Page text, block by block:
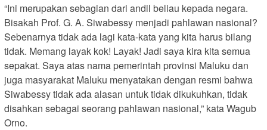
“Ini merupakan sebagian dari andil beliau kepada negara.
Bisakah Prof. G. A. Siwabessy menjadi pahlawan nasional?
Sebenarnya tidak ada lagi kata-kata yang kita harus bilang
tidak. Memang layak kok! Layak! Jadi saya kira kita semua
sepakat. Saya atas nama pemerintah provinsi Maluku dan
juga masyarakat Maluku menyatakan dengan resmi bahwa
Siwabessy tidak ada alasan untuk tidak dikukuhkan, tidak
disahkan sebagai seorang pahlawan nasional,” kata Wagub
Orno.